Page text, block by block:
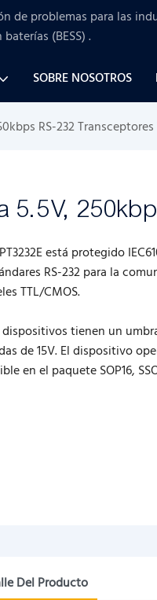
de problemas para las
(BESS).
SOBRE NOSOTROS
RS-232 Transceptores
5.5V,
está protegido
RS-232 para la
TTL/CMOS.
dispositivos tienen un
de 15V. El dispositivo
en el paquete SOP16,
Del Producto